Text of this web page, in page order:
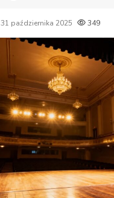
31 października 2025 349